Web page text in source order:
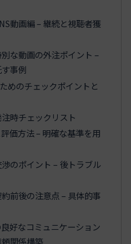
動画編 – 継続と視聴者獲
な動画の外注ポイント –
事例
めのチェックポイントと
時チェックリスト
価方法 – 明確な基準を用
のポイント – 後トラブル
前後の注意点 – 具体的事
好なコミュニケーション
関係構築